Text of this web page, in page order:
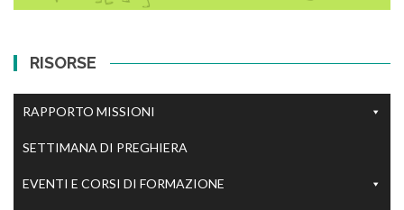
RISORSE
RAPPORTO MISSIONI
SETTIMANA DI PREGHIERA
EVENTI E CORSI DI FORMAZIONE